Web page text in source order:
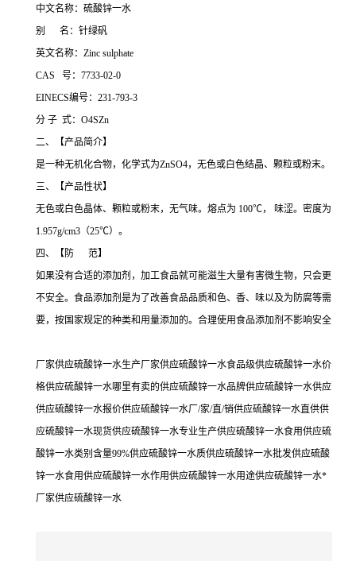
中文名称：硫酸锌一水
别 名：针绿矾
英文名称：Zinc sulphate
CAS 号：7733-02-0
EINECS编号：231-793-3
分 子 式：O4SZn
二、【产品简介】
是一种无机化合物，化学式为ZnSO4，无色或白色结晶、颗粒或粉末。
三、【产品性状】
无色或白色晶体、颗粒或粉末，无气味。熔点为 100℃， 味涩。密度为
1.957g/cm3（25℃）。
四、【防 范】
如果没有合适的添加剂，加工食品就可能滋生大量有害微生物，只会更
不安全。食品添加剂是为了改善食品品质和色、香、味以及为防腐等需
要，按国家规定的种类和用量添加的。合理使用食品添加剂不影响安全
厂家供应硫酸锌一水生产厂家供应硫酸锌一水食品级供应硫酸锌一水价
格供应硫酸锌一水哪里有卖的供应硫酸锌一水品牌供应硫酸锌一水供应
供应硫酸锌一水报价供应硫酸锌一水厂/家/直/销供应硫酸锌一水直供供
应硫酸锌一水现货供应硫酸锌一水专业生产供应硫酸锌一水食用供应硫
酸锌一水类别含量99%供应硫酸锌一水质供应硫酸锌一水批发供应硫酸
锌一水食用供应硫酸锌一水作用供应硫酸锌一水用途供应硫酸锌一水*
厂家供应硫酸锌一水